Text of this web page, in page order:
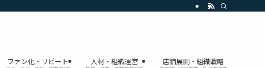
ファン化・リピート 人材・組織運営 店舗展開・組織戦略